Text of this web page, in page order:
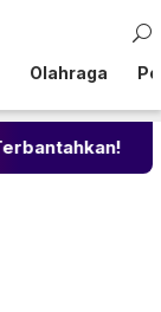
Olahraga
Cara